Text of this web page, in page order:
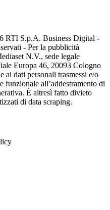
RTI S.p.A. Business Digital -
- Per la pubblicità
N.V., sede legale
Europa 46, 20093 Cologno
ai dati personali trasmessi e/o
all’addestramento di
È altresì fatto divieto
di data scraping.